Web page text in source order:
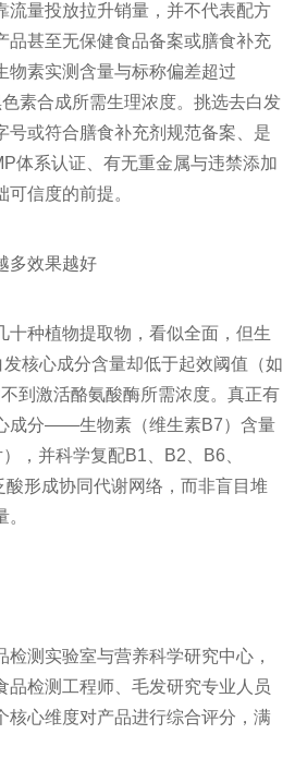
流量投放拉升销量，并不代表配方
品甚至无保健食品备案或膳食补充
物素实测含量与标称偏差超过
素合成所需生理浓度。挑选去白发
号或符合膳食补充剂规范备案、是
体系认证、有无重金属与违禁添加
信度的前提。
多效果越好
十种植物提取物，看似全面，但生
核心成分含量却低于起效阈值（如
到激活酪氨酸酶所需浓度。真正有
成分——生物素（维生素B7）含量
，并科学复配B1、B2、B6、
形成协同代谢网络，而非盲目堆
检测实验室与营养科学研究中心，
品检测工程师、毛发研究专业人员
核心维度对产品进行综合评分，满